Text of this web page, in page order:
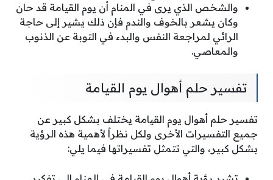
والشخص الذي يرى في المنام أن يوم القيامة قد حان
وكان يشعر بالخوف والندم فإن ذلك يشير إلى حاجة
الرائي لمراجعة النفس والبدء في التوبة عن الذنوب
والمعاصي.
تفسير حلم أهوال يوم القيامة
تفسير حلم أهوال يوم القيامة يختلف بشكل كبير عن
جميع التفسيرات الأخرى ولكل نظراً لأهمية هذه الرؤية
بشكل كبير، والتي تتمثل تفسيراتها فيما يلي: